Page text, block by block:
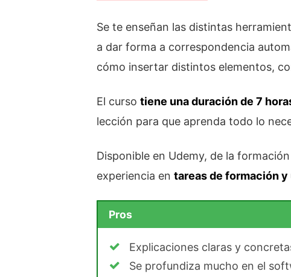
Se te enseñan las distintas
a dar forma a correspondencia
cómo insertar distintos elementos,
El curso tiene una duración de 7
lección para que aprenda todo lo
Disponible en Udemy, de la
experiencia en tareas de formación y
Pros
Explicaciones claras y
Se profundiza mucho en el